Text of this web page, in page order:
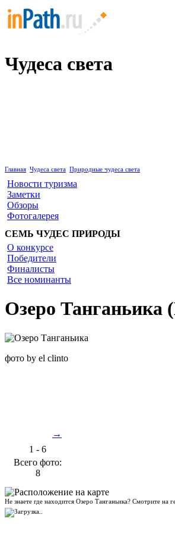
Чудеса света
Главная Чудеса света Природные чудеса света
Новости туризма
Заметки
Обзоры
Фотогалерея
СЕМЬ ЧУДЕС ПРИРОДЫ
О конкурсе
Победители
Финалисты
Все номинанты
Озеро Танганьика
фото by el clinto
→
1 - 6
Всего фото:
8
Не знаете где находится Озеро Танганьика? Смотрите на